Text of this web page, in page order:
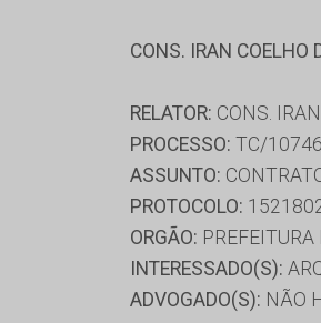
CONS. IRAN COELHO
RELATOR: CONS.
PROCESSO: TC/
ASSUNTO:
PROTOCOLO:
ORGÃO:
INTERESSADO(S):
ADVOGADO(S): NÃO